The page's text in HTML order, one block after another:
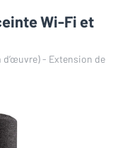
Wi-Fi et
d’œuvre) - Extension de